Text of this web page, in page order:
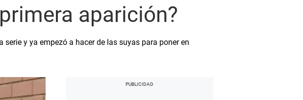
aparición?
y ya empezó a hacer de las suyas para poner en